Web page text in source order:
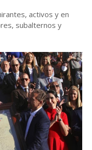
activos y en
subalternos y